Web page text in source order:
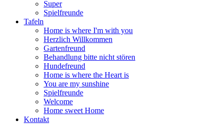
Super
Spielfreunde
Tafeln
Home is where I'm with you
Herzlich Willkommen
Gartenfreund
Behandlung bitte nicht stören
Hundefreund
Home is where the Heart is
You are my sunshine
Spielfreunde
Welcome
Home sweet Home
Kontakt